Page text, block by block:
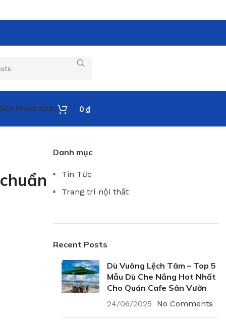
Sản Phẩm Khác 0 ₫
Danh mục
Tin Tức
Trang trí nội thất
Recent Posts
Dù Vuông Lệch Tâm – Top 5
Mẫu Dù Che Nắng Hot Nhất
Cho Quán Cafe Sân Vườn
24/06/2025 No Comments